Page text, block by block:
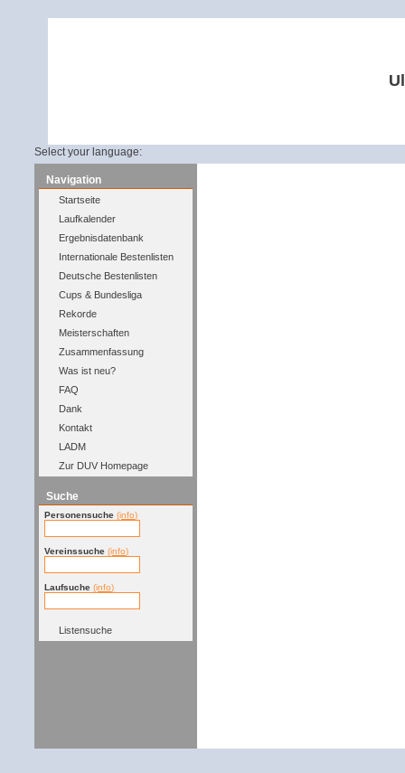
Select your language:
Navigation
Startseite
Laufkalender
Ergebnisdatenbank
Internationale Bestenlisten
Deutsche Bestenlisten
Cups & Bundesliga
Rekorde
Meisterschaften
Zusammenfassung
Was ist neu?
FAQ
Dank
Kontakt
LADM
Zur DUV Homepage
Suche
Personensuche (info)
Vereinssuche (info)
Laufsuche (info)
Listensuche